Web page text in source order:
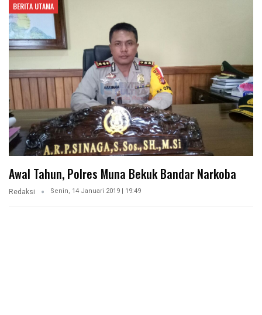
BERITA UTAMA
Awal Tahun, Polres Muna Bekuk Bandar Narkoba
Redaksi Senin, 14 Januari 2019 | 19:49